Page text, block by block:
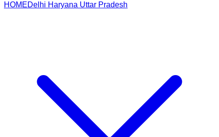
HOMEDelhi Haryana Uttar Pradesh